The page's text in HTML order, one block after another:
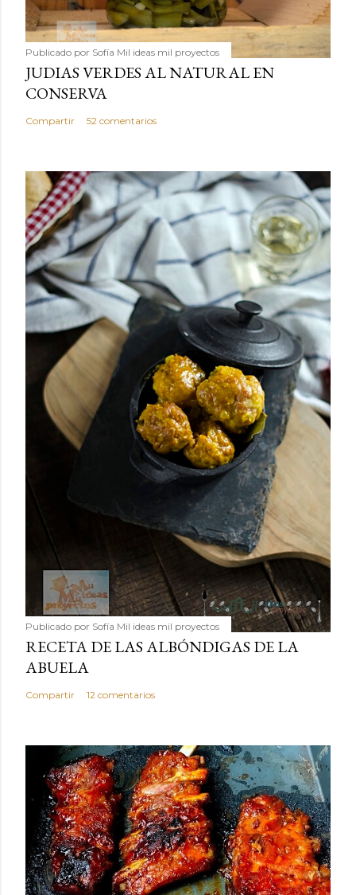
Publicado por Sofía Mil ideas mil proyectos
JUDIAS VERDES AL NATURAL EN
CONSERVA
Compartir 52 comentarios
Publicado por Sofía Mil ideas mil proyectos
RECETA DE LAS ALBÓNDIGAS DE LA
ABUELA
Compartir 12 comentarios